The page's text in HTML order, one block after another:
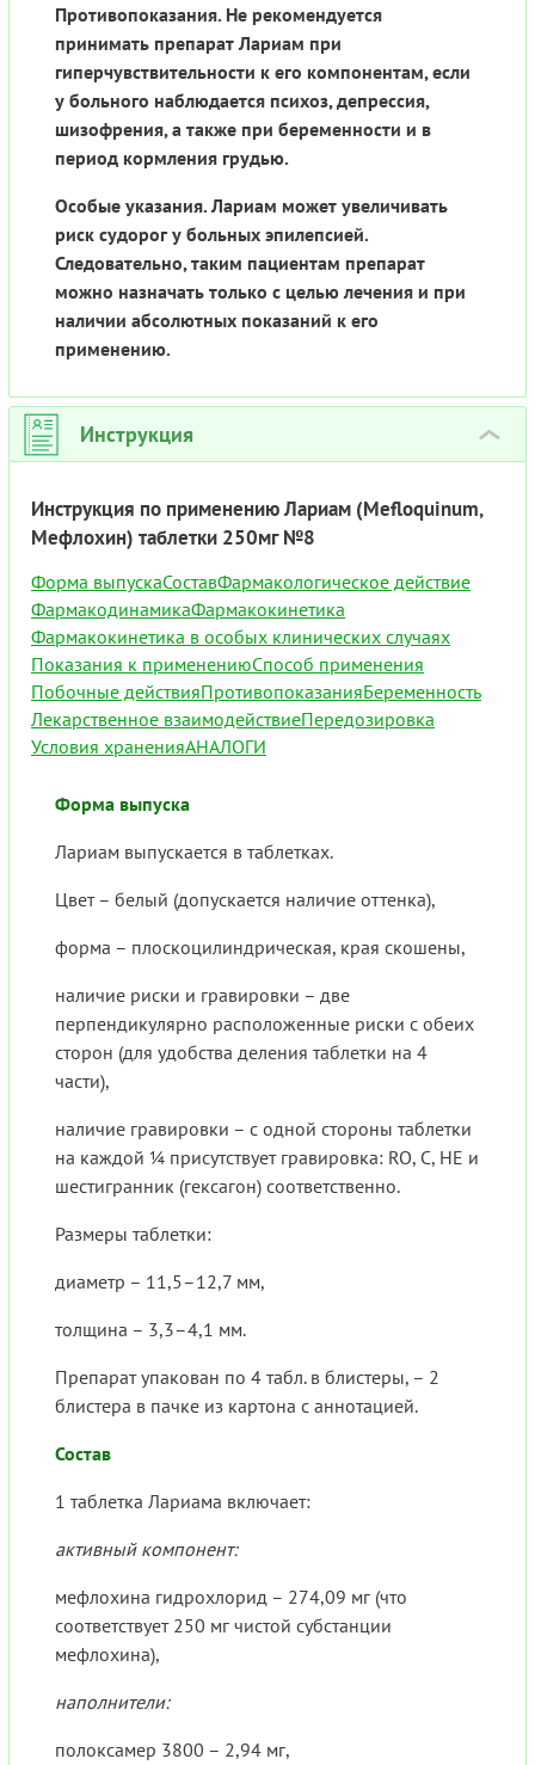
Противопоказания. Не рекомендуется
принимать препарат Лариам при
гиперчувствительности к его компонентам, если
у больного наблюдается психоз, депрессия,
шизофрения, а также при беременности и в
период кормления грудью.
Особые указания. Лариам может увеличивать
риск судорог у больных эпилепсией.
Следовательно, таким пациентам препарат
можно назначать только с целью лечения и при
наличии абсолютных показаний к его
применению.
Инструкция ›
Инструкция по применению Лариам (Mefloquinum,
Мефлохин) таблетки 250мг №8
Форма выпускаСоставФармакологическое действие
ФармакодинамикаФармакокинетика
Фармакокинетика в особых клинических случаях
Показания к применениюСпособ применения
Побочные действияПротивопоказанияБеременность
Лекарственное взаимодействиеПередозировка
Условия храненияАНАЛОГИ
Форма выпуска
Лариам выпускается в таблетках.
Цвет – белый (допускается наличие оттенка),
форма – плоскоцилиндрическая, края скошены,
наличие риски и гравировки – две
перпендикулярно расположенные риски с обеих
сторон (для удобства деления таблетки на 4
части),
наличие гравировки – с одной стороны таблетки
на каждой ¼ присутствует гравировка: RO, C, HE и
шестигранник (гексагон) соответственно.
Размеры таблетки:
диаметр – 11,5–12,7 мм,
толщина – 3,3–4,1 мм.
Препарат упакован по 4 табл. в блистеры, – 2
блистера в пачке из картона с аннотацией.
Состав
1 таблетка Лариама включает:
активный компонент:
мефлохина гидрохлорид – 274,09 мг (что
соответствует 250 мг чистой субстанции
мефлохина),
наполнители:
полоксамер 3800 – 2,94 мг,